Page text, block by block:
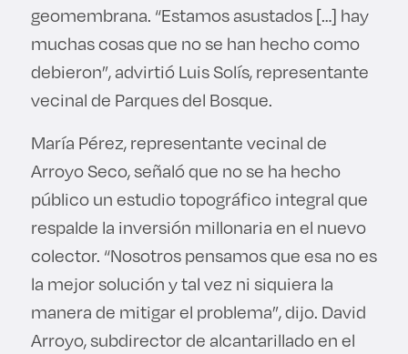
geomembrana. “Estamos asustados […] hay
muchas cosas que no se han hecho como
debieron”, advirtió Luis Solís, representante
vecinal de Parques del Bosque.
María Pérez, representante vecinal de
Arroyo Seco, señaló que no se ha hecho
público un estudio topográfico integral que
respalde la inversión millonaria en el nuevo
colector. “Nosotros pensamos que esa no es
la mejor solución y tal vez ni siquiera la
manera de mitigar el problema”, dijo. David
Arroyo, subdirector de alcantarillado en el